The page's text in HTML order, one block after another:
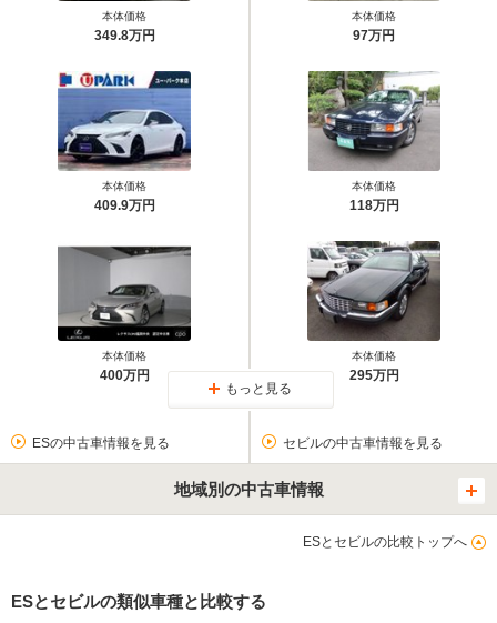
本体価格
349.8万円
本体価格
409.9万円
本体価格
400万円
本体価格
97万円
本体価格
118万円
本体価格
295万円
もっと見る
ESの中古車情報を見る セビルの中古車情報を見る
地域別の中古車情報
ESとセビルの比較トップへ
ESとセビルの類似車種と比較する